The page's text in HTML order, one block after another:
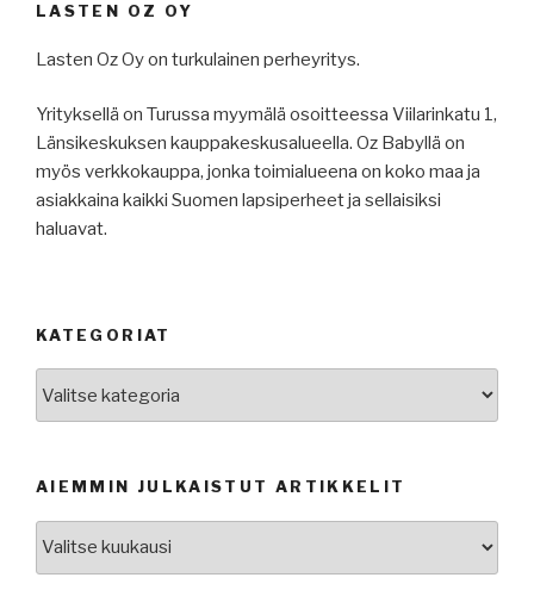
LASTEN OZ OY
Lasten Oz Oy on turkulainen perheyritys.
Yrityksellä on Turussa myymälä osoitteessa Viilarinkatu 1,
Länsikeskuksen kauppakeskusalueella. Oz Babyllä on
myös verkkokauppa, jonka toimialueena on koko maa ja
asiakkaina kaikki Suomen lapsiperheet ja sellaisiksi
haluavat.
KATEGORIAT
AIEMMIN JULKAISTUT ARTIKKELIT
Aiemmin